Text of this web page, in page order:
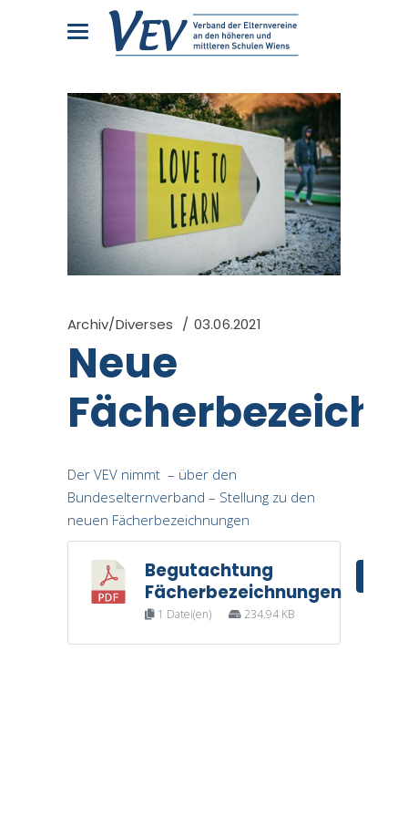
Archiv/Diverses 03.06.2021
Neue
Der VEV nimmt – über den
Bundeselternverband – Stellung zu den
neuen Fächerbezeichnungen
Begutachtung
Fächerbezeichnungen
1 Datei(en) 234.94 KB